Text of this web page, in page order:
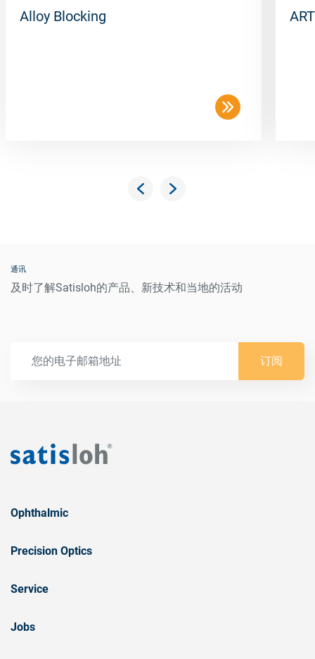
Alloy Blocking
通讯
及时了解Satisloh的产品、新技术和当地的活动
订阅
Ophthalmic
Precision Optics
Service
Jobs